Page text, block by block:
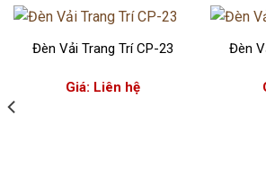
Đèn Vải Trang Trí CP-23
Giá: Liên hệ
Đèn